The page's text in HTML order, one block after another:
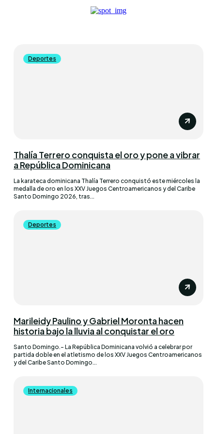
Deportes
Thalía Terrero conquista el oro y pone a vibrar
a República Dominicana
La karateca dominicana Thalía Terrero conquistó este miércoles la
medalla de oro en los XXV Juegos Centroamericanos y del Caribe
Santo Domingo 2026, tras...
Deportes
Marileidy Paulino y Gabriel Moronta hacen
historia bajo la lluvia al conquistar el oro
Santo Domingo.– La República Dominicana volvió a celebrar por
partida doble en el atletismo de los XXV Juegos Centroamericanos
y del Caribe Santo Domingo...
Internacionales